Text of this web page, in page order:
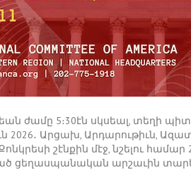
ժամը 5։30էն սկսեալ, տեղի
Արցախ, Արդարութիւն,
շէնքին մէջ, նշելու
ցեղասպանական արշաւին